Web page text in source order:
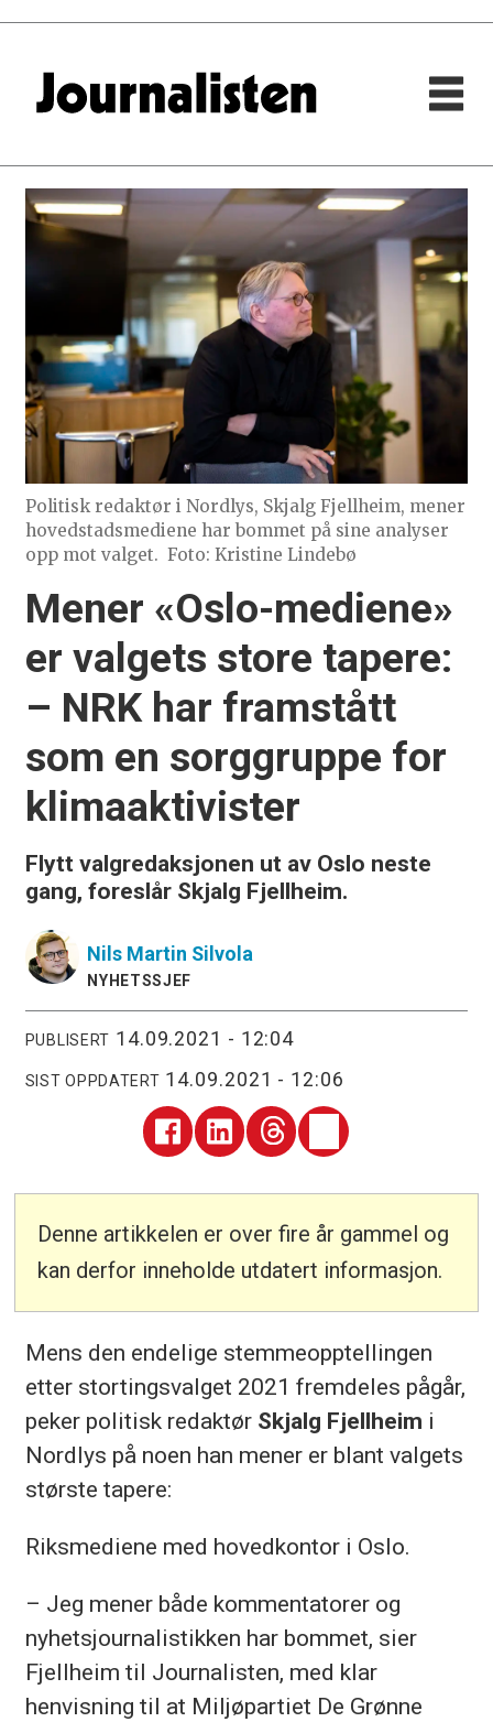
Politisk redaktør i Nordlys, Skjalg Fjellheim, mener
hovedstadsmediene har bommet på sine analyser
opp mot valget. Foto: Kristine Lindebø
Mener «Oslo-mediene»
er valgets store tapere:
– NRK har framstått
som en sorggruppe for
klimaaktivister
Flytt valgredaksjonen ut av Oslo neste
gang, foreslår Skjalg Fjellheim.
Nils Martin Silvola
NYHETSSJEF
PUBLISERT 14.09.2021 - 12:04
SIST OPPDATERT 14.09.2021 - 12:06
Denne artikkelen er over fire år gammel og
kan derfor inneholde utdatert informasjon.
Mens den endelige stemmeopptellingen
etter stortingsvalget 2021 fremdeles pågår,
peker politisk redaktør Skjalg Fjellheim i
Nordlys på noen han mener er blant valgets
største tapere:
Riksmediene med hovedkontor i Oslo.
– Jeg mener både kommentatorer og
nyhetsjournalistikken har bommet, sier
Fjellheim til Journalisten, med klar
henvisning til at Miljøpartiet De Grønne